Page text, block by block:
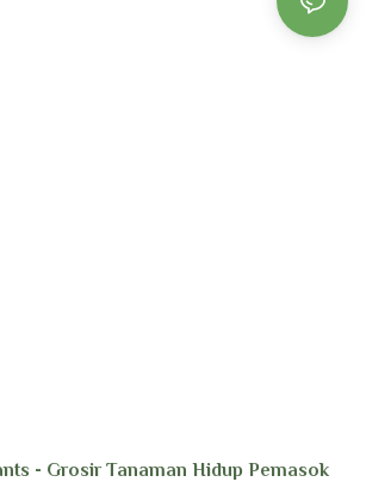
- Grosir Tanaman Hidup Pemasok